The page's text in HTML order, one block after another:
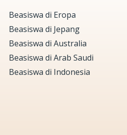
Beasiswa di Eropa
Beasiswa di Jepang
Beasiswa di Australia
Beasiswa di Arab Saudi
Beasiswa di Indonesia